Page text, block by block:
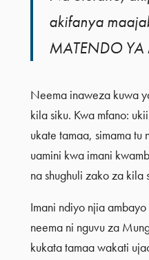
akifanya
MATENDO YA
Neema inaweza kuwa
kila siku. Kwa mfano:
ukate tamaa, simama tu
uamini kwa imani
na shughuli zako za kila
Imani ndiyo njia
neema ni nguvu za
kukata tamaa wakati